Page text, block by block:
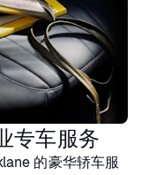
专车服务
的豪华轿车服